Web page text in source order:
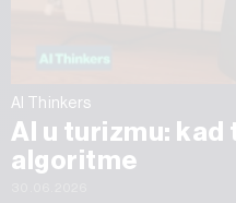
AI Thinkers
AI u turizmu:
algoritme